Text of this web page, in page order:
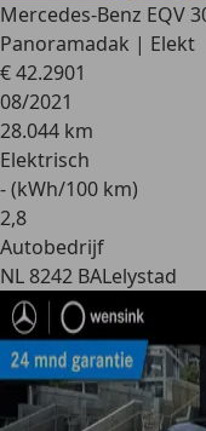
Mercedes-Benz EQV
Panoramadak | Elekt
€ 42.2901
08/2021
28.044 km
Elektrisch
- (kWh/100 km)
2,8
Autobedrijf
NL 8242 BALelystad